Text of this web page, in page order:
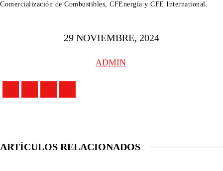
Comercialización de Combustibles, CFEnergía y CFE International.
29 NOVIEMBRE, 2024
ADMIN
ARTÍCULOS RELACIONADOS